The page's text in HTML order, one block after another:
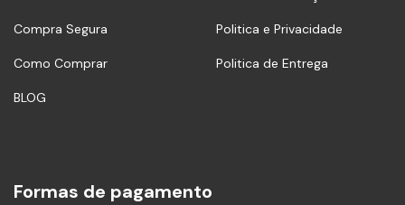
Compra Segura Politica e Privacidade
Como Comprar Politica de Entrega
BLOG
Formas de pagamento